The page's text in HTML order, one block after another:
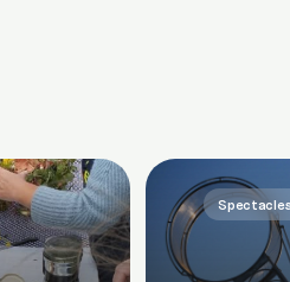
Spectacles